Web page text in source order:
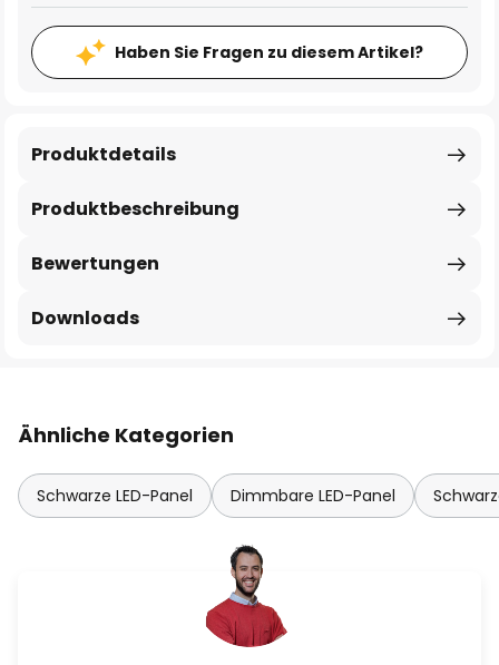
Haben Sie Fragen zu diesem Artikel?
Produktbeschreibung
Produktdetails
Bewertungen
Downloads
Ähnliche Kategorien
Schwarze LED-Panel Dimmbare LED-Panel